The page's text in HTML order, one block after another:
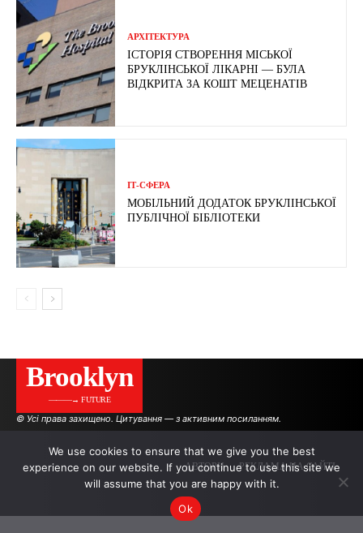
АРХІТЕКТУРА
ІСТОРІЯ СТВОРЕННЯ МІСЬКОЇ
БРУКЛІНСЬКОЇ ЛІКАРНІ — БУЛА
ВІДКРИТА ЗА КОШТ МЕЦЕНАТІВ
ІТ-СФЕРА
МОБІЛЬНИЙ ДОДАТОК БРУКЛІНСЬКОЇ
ПУБЛІЧНОЇ БІБЛІОТЕКИ
Brooklyn
———→ FUTURE
© Усі права захищено. Цитування — з активним посиланням.
АВТОРИ РЕКЛАМА НА САЙТІ
We use cookies to ensure that we give you the best
experience on our website. If you continue to use this site we
will assume that you are happy with it.
Ok